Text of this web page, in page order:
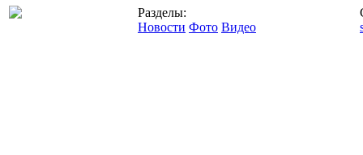
Разделы:
Новости Фото Видео